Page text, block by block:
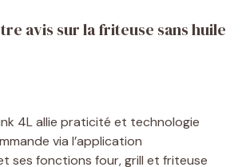
avis sur la friteuse sans huile
4L allie praticité et technologie
via l’application
ses fonctions four, grill et friteuse